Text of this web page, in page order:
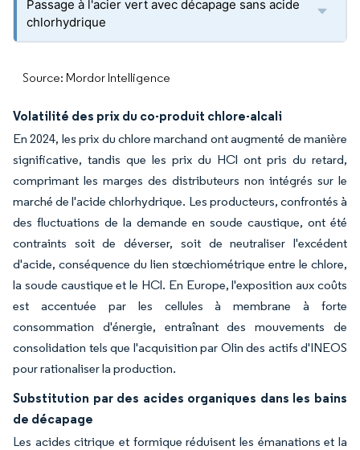
Passage à l'acier vert avec décapage sans acide
chlorhydrique
Source: Mordor Intelligence
Volatilité des prix du co-produit chlore-alcali
En 2024, les prix du chlore marchand ont augmenté de manière
significative, tandis que les prix du HCl ont pris du retard,
comprimant les marges des distributeurs non intégrés sur le
marché de l'acide chlorhydrique. Les producteurs, confrontés à
des fluctuations de la demande en soude caustique, ont été
contraints soit de déverser, soit de neutraliser l'excédent
d'acide, conséquence du lien stœchiométrique entre le chlore,
la soude caustique et le HCl. En Europe, l'exposition aux coûts
est accentuée par les cellules à membrane à forte
consommation d'énergie, entraînant des mouvements de
consolidation tels que l'acquisition par Olin des actifs d'INEOS
pour rationaliser la production.
Substitution par des acides organiques dans les bains
de décapage
Les acides citrique et formique réduisent les émanations et la